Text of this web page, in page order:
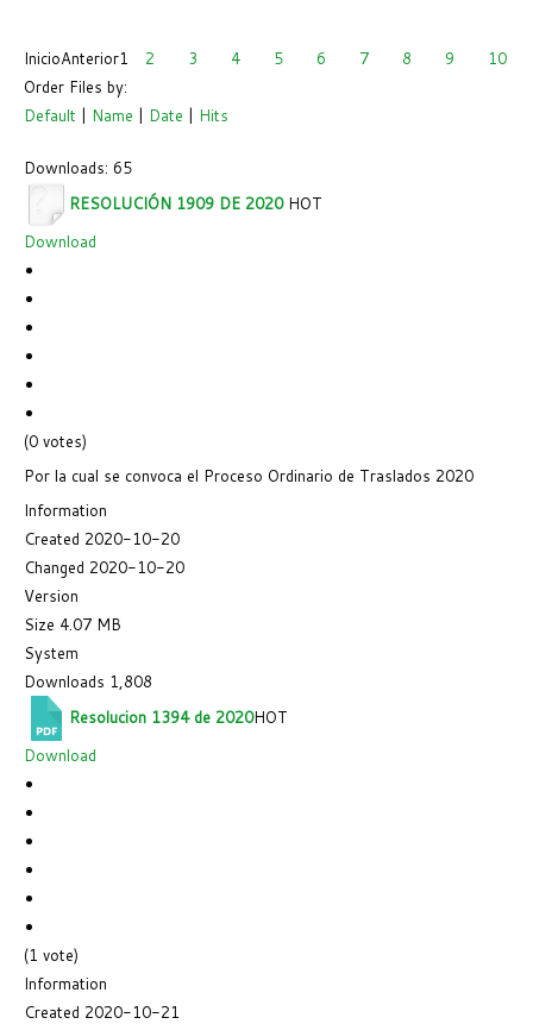
InicioAnterior1 2 3 4 5 6 7 8 9
10
Order Files by:
Default | Name | Date | Hits
Downloads: 65
RESOLUCIÓN 1909 DE 2020 HOT
Download
(0 votes)
Por la cual se convoca el Proceso Ordinario de Traslados 2020
Information
Created 2020-10-20
Changed 2020-10-20
Version
Size 4.07 MB
System
Downloads 1,808
Resolucion 1394 de 2020HOT
Download
(1 vote)
Information
Created 2020-10-21